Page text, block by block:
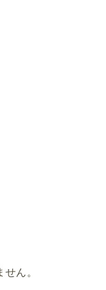
ん。